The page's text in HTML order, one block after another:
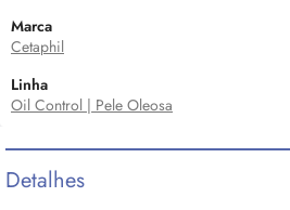
Marca
Cetaphil
Linha
Oil Control | Pele Oleosa
Detalhes